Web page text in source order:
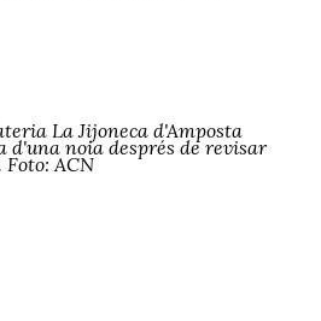
La Jijoneca d'Amposta
d'una noia després de revisar
ACN